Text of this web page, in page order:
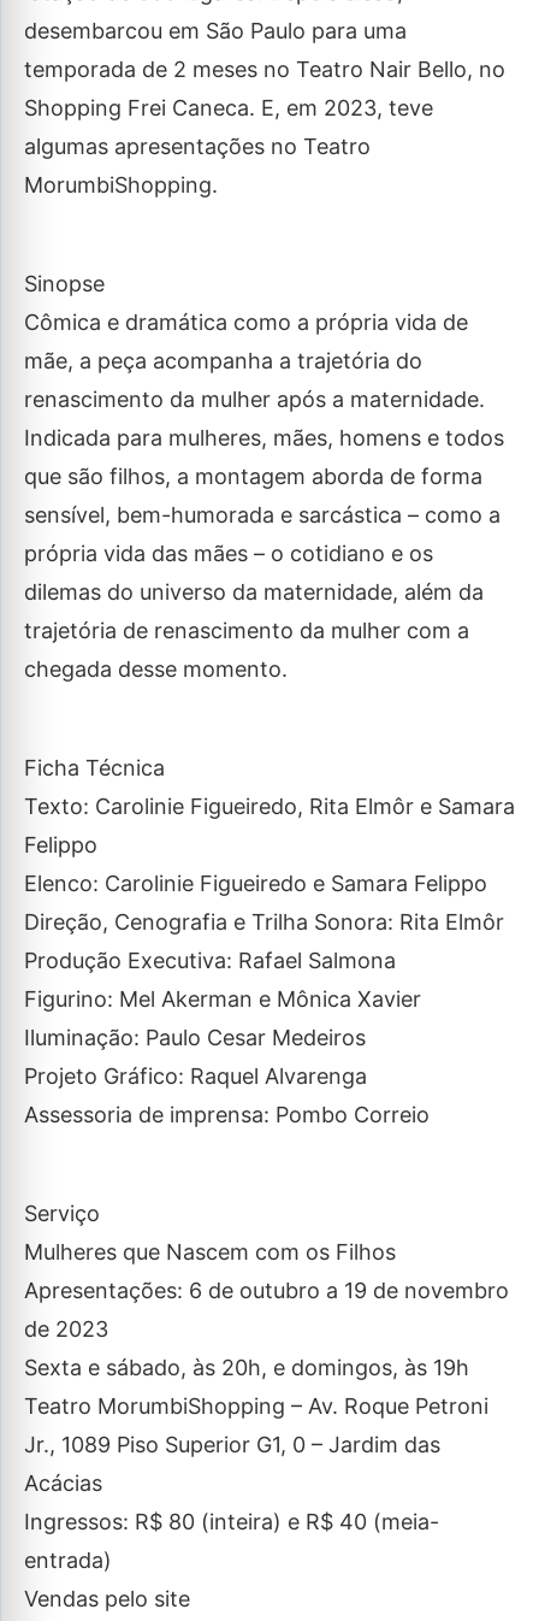
desembarcou em São Paulo para uma
temporada de 2 meses no Teatro Nair Bello, no
Shopping Frei Caneca. E, em 2023, teve
algumas apresentações no Teatro
MorumbiShopping.
Sinopse
Cômica e dramática como a própria vida de
mãe, a peça acompanha a trajetória do
renascimento da mulher após a maternidade.
Indicada para mulheres, mães, homens e todos
que são filhos, a montagem aborda de forma
sensível, bem-humorada e sarcástica – como a
própria vida das mães – o cotidiano e os
dilemas do universo da maternidade, além da
trajetória de renascimento da mulher com a
chegada desse momento.
Ficha Técnica
Texto: Carolinie Figueiredo, Rita Elmôr e Samara
Felippo
Elenco: Carolinie Figueiredo e Samara Felippo
Direção, Cenografia e Trilha Sonora: Rita Elmôr
Produção Executiva: Rafael Salmona
Figurino: Mel Akerman e Mônica Xavier
Iluminação: Paulo Cesar Medeiros
Projeto Gráfico: Raquel Alvarenga
Assessoria de imprensa: Pombo Correio
Serviço
Mulheres que Nascem com os Filhos
Apresentações: 6 de outubro a 19 de novembro
de 2023
Sexta e sábado, às 20h, e domingos, às 19h
Teatro MorumbiShopping – Av. Roque Petroni
Jr., 1089 Piso Superior G1, 0 – Jardim das
Acácias
Ingressos: R$ 80 (inteira) e R$ 40 (meia-
entrada)
Vendas pelo site